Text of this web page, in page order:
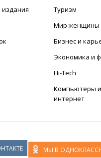
Туризм
Мир женщины
Бизнес и
Экономика и
Hi-Tech
Компьютеры и
интернет
МЫ В